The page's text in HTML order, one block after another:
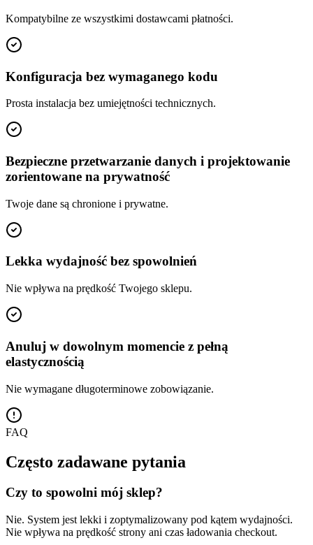
Kompatybilne ze wszystkimi dostawcami płatności.
Konfiguracja bez wymaganego kodu
Prosta instalacja bez umiejętności technicznych.
Bezpieczne przetwarzanie danych i projektowanie
zorientowane na prywatność
Twoje dane są chronione i prywatne.
Lekka wydajność bez spowolnień
Nie wpływa na prędkość Twojego sklepu.
Anuluj w dowolnym momencie z pełną
elastycznością
Nie wymagane długoterminowe zobowiązanie.
FAQ
Często zadawane pytania
Czy to spowolni mój sklep?
Nie. System jest lekki i zoptymalizowany pod kątem wydajności.
Nie wpływa na prędkość strony ani czas ładowania checkout.